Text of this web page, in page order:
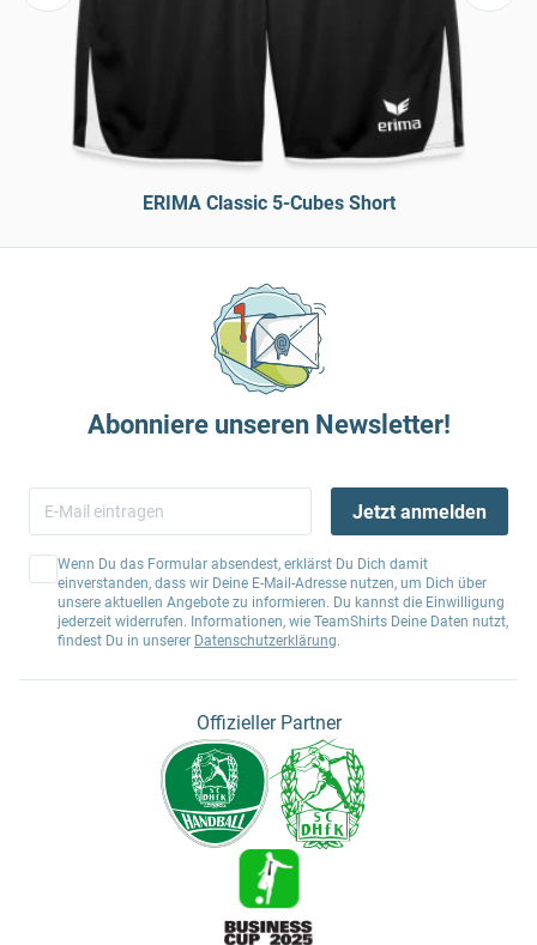
ERIMA Classic 5-Cubes Short
Abonniere unseren Newsletter!
Jetzt anmelden
Wenn Du das Formular absendest, erklärst Du Dich damit
einverstanden, dass wir Deine E-Mail-Adresse nutzen, um Dich über
unsere aktuellen Angebote zu informieren. Du kannst die Einwilligung
jederzeit widerrufen. Informationen, wie TeamShirts Deine Daten nutzt,
findest Du in unserer Datenschutzerklärung.
Offizieller Partner